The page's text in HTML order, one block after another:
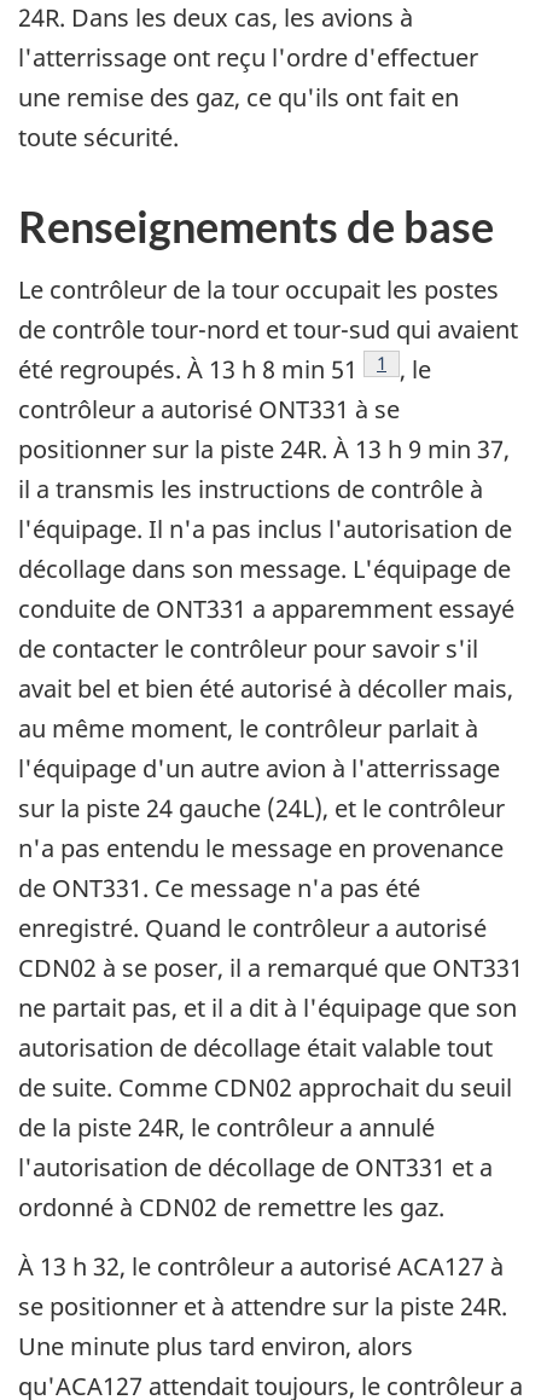
24R. Dans les deux cas, les avions à
l'atterrissage ont reçu l'ordre d'effectuer
une remise des gaz, ce qu'ils ont fait en
toute sécurité.
Renseignements de base
Le contrôleur de la tour occupait les postes
de contrôle tour-nord et tour-sud qui avaient
été regroupés. À 13 h 8 min 51
Note de bas de
1
, le
contrôleur a autorisé ONT331 à se
positionner sur la piste 24R. À 13 h 9 min 37,
il a transmis les instructions de contrôle à
l'équipage. Il n'a pas inclus l'autorisation de
décollage dans son message. L'équipage de
conduite de ONT331 a apparemment essayé
de contacter le contrôleur pour savoir s'il
avait bel et bien été autorisé à décoller mais,
au même moment, le contrôleur parlait à
l'équipage d'un autre avion à l'atterrissage
sur la piste 24 gauche (24L), et le contrôleur
n'a pas entendu le message en provenance
de ONT331. Ce message n'a pas été
enregistré. Quand le contrôleur a autorisé
CDN02 à se poser, il a remarqué que ONT331
ne partait pas, et il a dit à l'équipage que son
autorisation de décollage était valable tout
de suite. Comme CDN02 approchait du seuil
de la piste 24R, le contrôleur a annulé
l'autorisation de décollage de ONT331 et a
ordonné à CDN02 de remettre les gaz.
À 13 h 32, le contrôleur a autorisé ACA127 à
se positionner et à attendre sur la piste 24R.
Une minute plus tard environ, alors
qu'ACA127 attendait toujours, le contrôleur a